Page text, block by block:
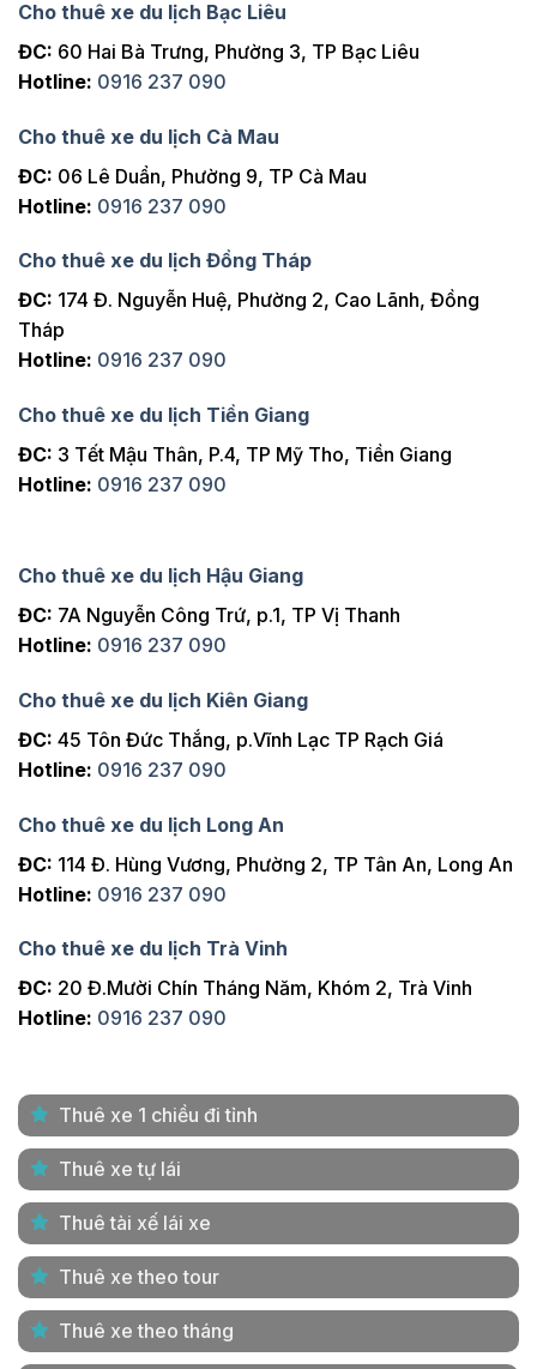
Cho thuê xe du lịch Bạc Liêu
ĐC: 60 Hai Bà Trưng, Phường 3, TP Bạc Liêu
Hotline: 0916 237 090
Cho thuê xe du lịch Cà Mau
ĐC: 06 Lê Duẩn, Phường 9, TP Cà Mau
Hotline: 0916 237 090
Cho thuê xe du lịch Đồng Tháp
ĐC: 174 Đ. Nguyễn Huệ, Phường 2, Cao Lãnh, Đồng
Tháp
Hotline: 0916 237 090
Cho thuê xe du lịch Tiền Giang
ĐC: 3 Tết Mậu Thân, P.4, TP Mỹ Tho, Tiền Giang
Hotline: 0916 237 090
Cho thuê xe du lịch Hậu Giang
ĐC: 7A Nguyễn Công Trứ, p.1, TP Vị Thanh
Hotline: 0916 237 090
Cho thuê xe du lịch Kiên Giang
ĐC: 45 Tôn Đức Thắng, p.Vĩnh Lạc TP Rạch Giá
Hotline: 0916 237 090
Cho thuê xe du lịch Long An
ĐC: 114 Đ. Hùng Vương, Phường 2, TP Tân An, Long An
Hotline: 0916 237 090
Cho thuê xe du lịch Trà Vinh
ĐC: 20 Đ.Mười Chín Tháng Năm, Khóm 2, Trà Vinh
Hotline: 0916 237 090
Thuê xe 1 chiều đi tỉnh
Thuê xe tự lái
Thuê tài xế lái xe
Thuê xe theo tour
Thuê xe theo tháng